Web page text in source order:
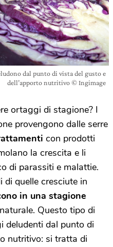
dal punto di vista del gusto e
dell’apporto nutritivo © Ingimage
ortaggi di stagione? I
provengono dalle serre
con prodotti
la crescita e li
di parassiti e malattie.
quelle cresciute in
in una stagione
Questo tipo di
deludenti dal punto di
nutritivo: si tratta di